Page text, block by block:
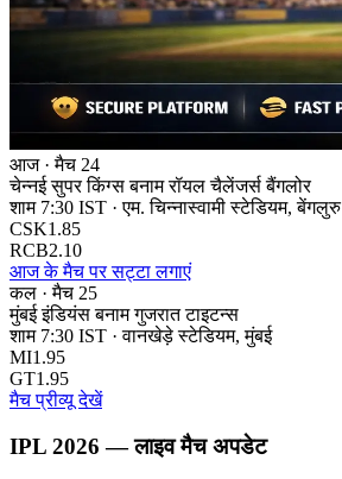
आज · मैच 24
चेन्नई सुपर किंग्स बनाम रॉयल चैलेंजर्स बैंगलोर
शाम 7:30 IST · एम. चिन्नास्वामी स्टेडियम, बेंगलुरु
CSK1.85
RCB2.10
आज के मैच पर सट्टा लगाएं
कल · मैच 25
मुंबई इंडियंस बनाम गुजरात टाइटन्स
शाम 7:30 IST · वानखेड़े स्टेडियम, मुंबई
MI1.95
GT1.95
मैच प्रीव्यू देखें
IPL 2026 — लाइव मैच अपडेट